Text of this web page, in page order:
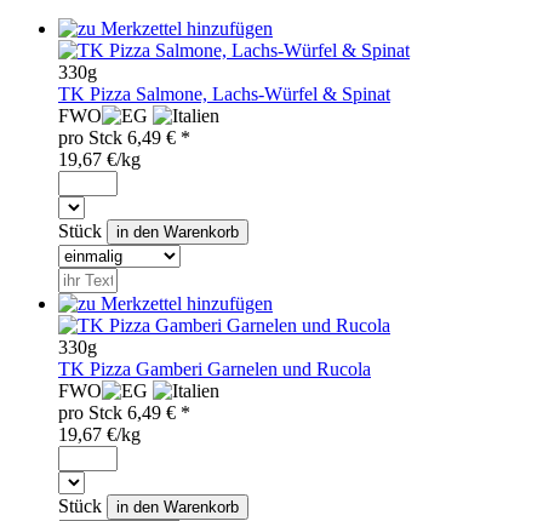
330g
TK Pizza Salmone, Lachs-Würfel & Spinat
FWO
pro Stck 6,49 € *
19,67 €/kg
Stück
330g
TK Pizza Gamberi Garnelen und Rucola
FWO
pro Stck 6,49 € *
19,67 €/kg
Stück